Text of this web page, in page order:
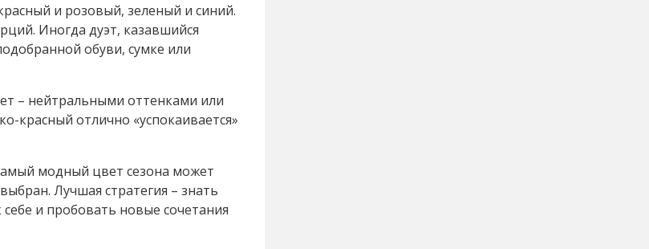
и розовый, зеленый и синий.
Иногда дуэт, казавшийся
обуви, сумке или
– нейтральными оттенками или
красный отлично «успокаивается»
модный цвет сезона может
Лучшая стратегия – знать
и пробовать новые сочетания